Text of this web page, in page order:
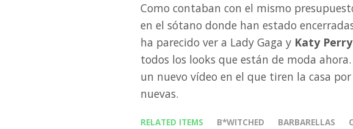
Como contaban con el mismo
en el sótano donde han estado
ha parecido ver a Lady Gaga y Katy Perry
todos los looks que están de moda
un nuevo vídeo en el que tiren la casa
nuevas.
RELATED ITEMS B*WITCHED BARBARELLAS